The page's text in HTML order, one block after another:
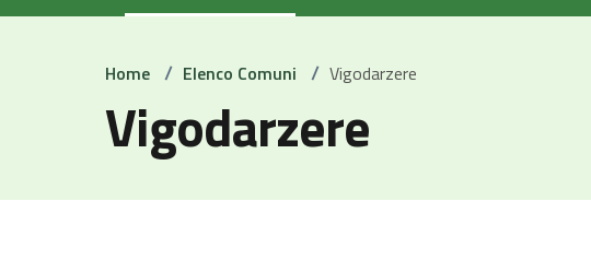
Home / Elenco Comuni / Vigodarzere
Vigodarzere